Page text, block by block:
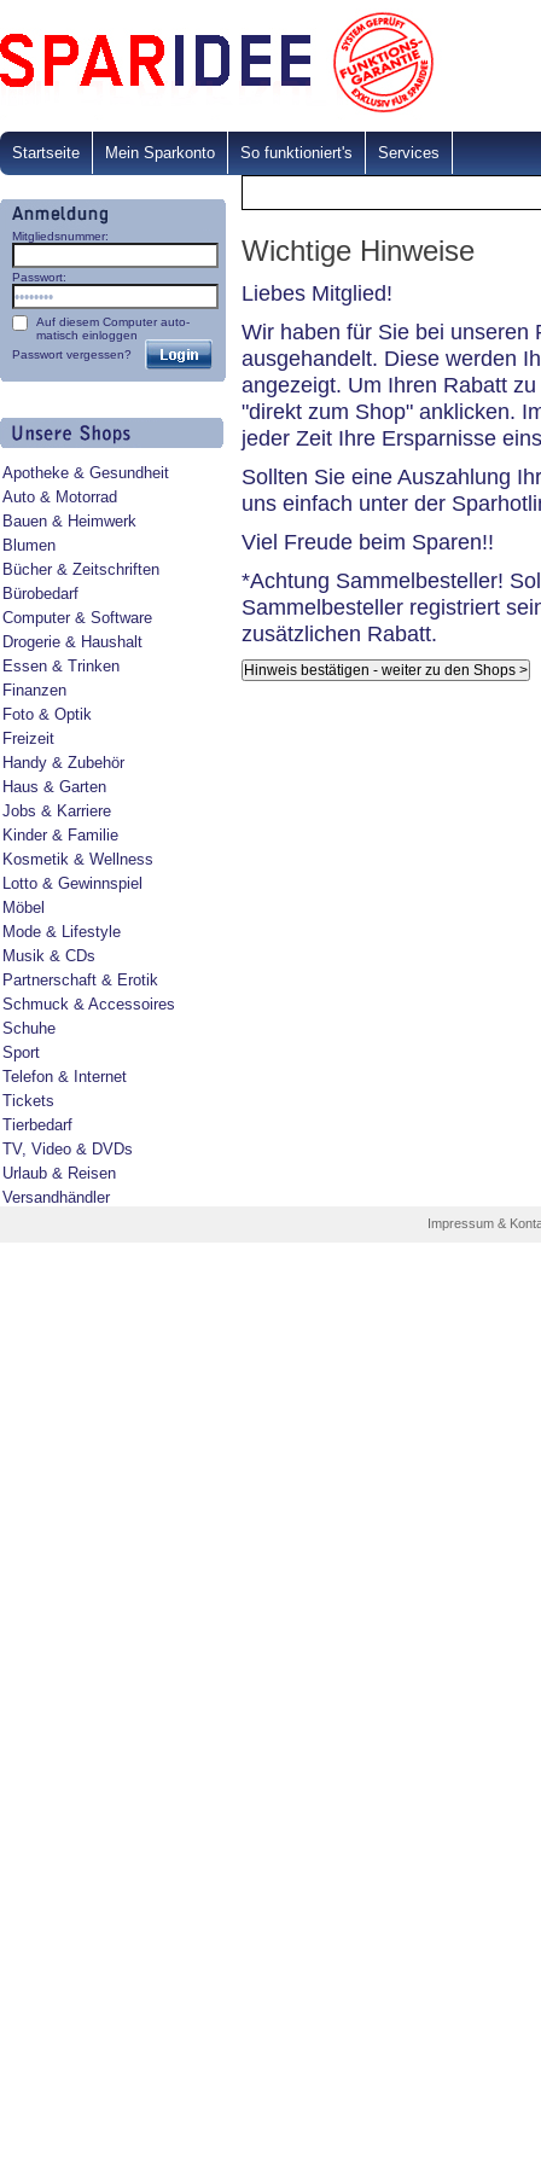
Startseite Mein Sparkonto So funktioniert's Services
Mitgliedsnummer:
Passwort:
Auf diesem Computer auto-
matisch einloggen
Passwort vergessen?
Apotheke & Gesundheit
Auto & Motorrad
Bauen & Heimwerk
Blumen
Bücher & Zeitschriften
Bürobedarf
Computer & Software
Drogerie & Haushalt
Essen & Trinken
Finanzen
Foto & Optik
Freizeit
Handy & Zubehör
Haus & Garten
Jobs & Karriere
Kinder & Familie
Kosmetik & Wellness
Lotto & Gewinnspiel
Möbel
Mode & Lifestyle
Musik & CDs
Partnerschaft & Erotik
Schmuck & Accessoires
Schuhe
Sport
Telefon & Internet
Tickets
Tierbedarf
TV, Video & DVDs
Urlaub & Reisen
Versandhändler
Wichtige Hinweise
Liebes Mitglied!
Wir haben für Sie bei unseren
ausgehandelt. Diese werden
angezeigt. Um Ihren Rabatt
"direkt zum Shop" anklicken.
jeder Zeit Ihre Ersparnisse
Sollten Sie eine Auszahlung
uns einfach unter der
Viel Freude beim Sparen!!
*Achtung Sammelbesteller!
Sammelbesteller registriert
zusätzlichen Rabatt.
Impressum &